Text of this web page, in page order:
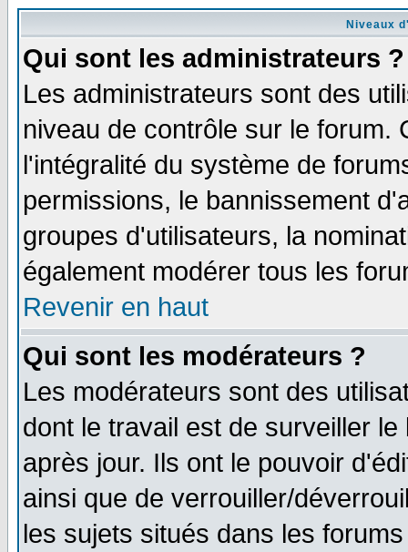
Niveaux
Qui sont les administrateurs ?
Les administrateurs sont des
niveau de contrôle sur le forum.
l'intégralité du système de
permissions, le bannissement
groupes d'utilisateurs, la
également modérer tous les
Revenir en haut
Qui sont les modérateurs ?
Les modérateurs sont des
dont le travail est de surveiller
après jour. Ils ont le pouvoir
ainsi que de verrouiller/
les sujets situés dans les